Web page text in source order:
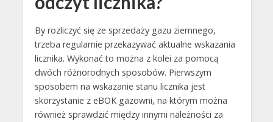
By rozliczyć się ze sprzedaży gazu ziemnego,
trzeba regularnie przekazywać aktualne wskazania
licznika. Wykonać to można z kolei za pomocą
dwóch różnorodnych sposobów. Pierwszym
sposobem na wskazanie stanu licznika jest
skorzystanie z eBOK gazowni, na którym można
również sprawdzić między innymi należności za